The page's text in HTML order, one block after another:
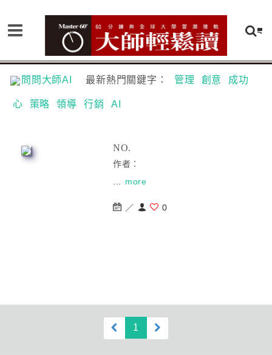
問問大師AI 最新熱門關鍵字： 管理 創意 成功
心 策略 領導 行銷 AI
NO.
作者：
more
／ 0
1 (current)